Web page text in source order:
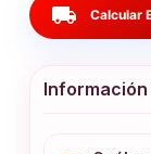
local_shipping Calcular